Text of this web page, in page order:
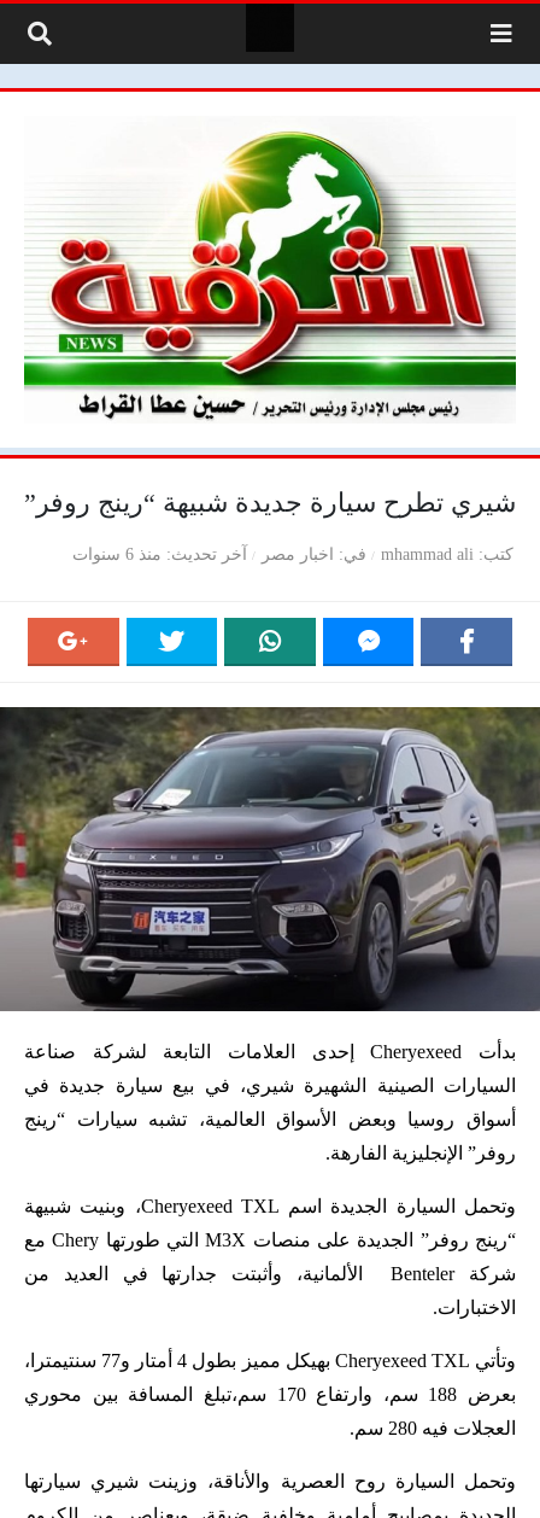
شيري تطرح سيارة جديدة شبيهة “رينج روفر”
كتب mhammad ali في اخبار مصر آخر تحديث منذ 6 سنوات
بدأت Cheryexeed إحدى العلامات التابعة لشركة صناعة
السيارات الصينية الشهيرة شيري، في بيع سيارة جديدة في
أسواق روسيا وبعض الأسواق العالمية، تشبه سيارات “رينج
روفر” الإنجليزية الفارهة.
وتحمل السيارة الجديدة اسم Cheryexeed TXL، وبنيت شبيهة
“رينج روفر” الجديدة على منصات M3X التي طورتها Chery مع
شركة Benteler الألمانية، وأثبتت جدارتها في العديد من
الاختبارات.
وتأتي Cheryexeed TXL بهيكل مميز بطول 4 أمتار و77 سنتيمترا،
بعرض 188 سم، وارتفاع 170 سم،تبلغ المسافة بين محوري
العجلات فيه 280 سم.
وتحمل السيارة روح العصرية والأناقة، وزينت شيري سيارتها